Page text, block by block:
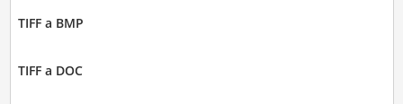
TIFF a BMP
TIFF a DOC